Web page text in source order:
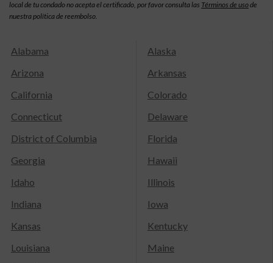
local de tu condado no acepta el certificado, por favor consulta las Términos de usode
nuestra política de reembolso.
Alabama
Alaska
Arizona
Arkansas
California
Colorado
Connecticut
Delaware
District of Columbia
Florida
Georgia
Hawaii
Idaho
Illinois
Indiana
Iowa
Kansas
Kentucky
Louisiana
Maine